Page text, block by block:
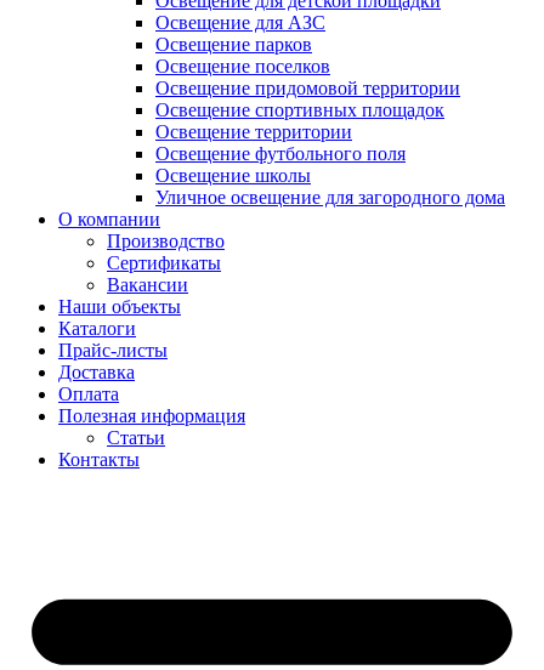
Освещение для АЗС
Освещение парков
Освещение поселков
Освещение придомовой территории
Освещение спортивных площадок
Освещение территории
Освещение футбольного поля
Освещение школы
Уличное освещение для загородного дома
О компании
Производство
Сертификаты
Вакансии
Наши объекты
Каталоги
Прайс-листы
Доставка
Оплата
Полезная информация
Статьи
Контакты